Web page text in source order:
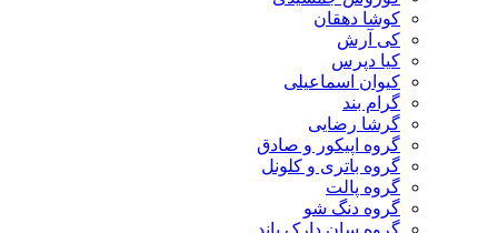
کوشا دهقان
کی آرش
کیا دپرس
کیوان اسماعیلی
گرام بند
گرشا رضایی
گروه اپیکور و صادق
گروه باتری و کلونل
گروه پالت
گروه دنگ شو